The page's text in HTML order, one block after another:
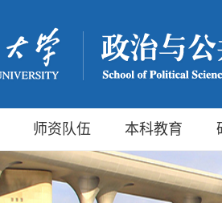
师资队伍 本科教育